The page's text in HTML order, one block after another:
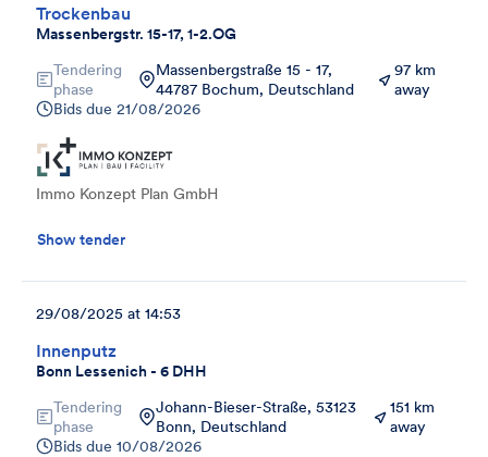
Trockenbau
Massenbergstr. 15-17, 1-2.OG
Tendering
phase
Massenbergstraße 15 - 17,
44787 Bochum, Deutschland
97 km
away
Bids due 21/08/2026
Immo Konzept Plan GmbH
Show tender
Innenputz
Bonn Lessenich - 6 DHH
29/08/2025 at 14:53
Tendering
phase
Johann-Bieser-Straße, 53123
Bonn, Deutschland
151 km
away
Bids due 10/08/2026